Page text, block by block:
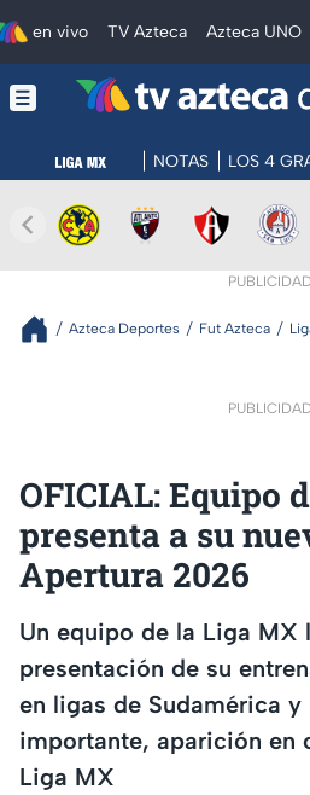
en vivo TV Azteca Azteca UNO
NOTAS LOS 4
PUBLICIDAD
Azteca Deportes Fut Azteca
PUBLICIDAD
OFICIAL: Equipo
presenta a su
Apertura 2026
Un equipo de la Liga MX
presentación de su
en ligas de Sudamérica y
importante, aparición en
Liga MX